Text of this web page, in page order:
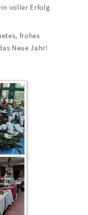
voller Erfolg
frohes
Neue Jahr!